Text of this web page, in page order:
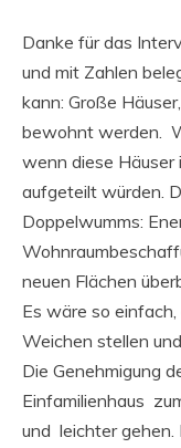
Danke für das
und mit Zahlen
kann: Große
bewohnt werden.
wenn diese
aufgeteilt würden.
Doppelwumms:
neuen Flächen
Es wäre so
Weichen stellen
Die Genehmigung
Einfamilienhaus
und leichter gehen.